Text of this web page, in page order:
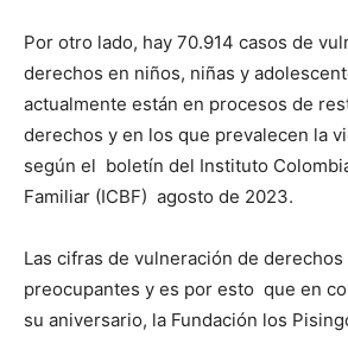
Por otro lado, hay 70.914 casos de
derechos en niños, niñas y
actualmente están en procesos de
derechos y en los que prevalecen la
según el boletín del Instituto
Familiar (ICBF) agosto de 2023.
Las cifras de vulneración de
preocupantes y es por esto que en
su aniversario, la Fundación los